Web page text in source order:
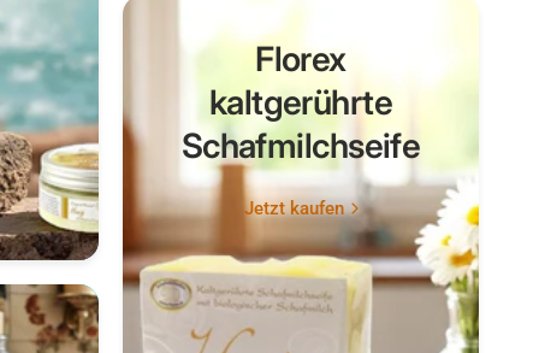
Florex
kaltgerührte
Schafmilchseife
Jetzt kaufen